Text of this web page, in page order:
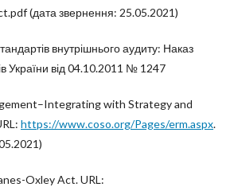
(дата звернення: 25.05.2021)
внутрішнього аудиту: Наказ
України від 04.10.2011 № 1247
with Strategy and
https://www.coso.org/Pages/erm.aspx.
Oxley Act. URL: